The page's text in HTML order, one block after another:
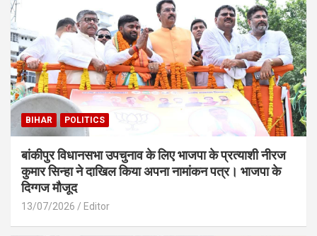
BIHAR POLITICS
बांकीपुर विधानसभा उपचुनाव के लिए भाजपा के प्रत्याशी नीरज
कुमार सिन्हा ने दाखिल किया अपना नामांकन पत्र। भाजपा के
दिग्गज मौजूद
13/07/2026 Editor